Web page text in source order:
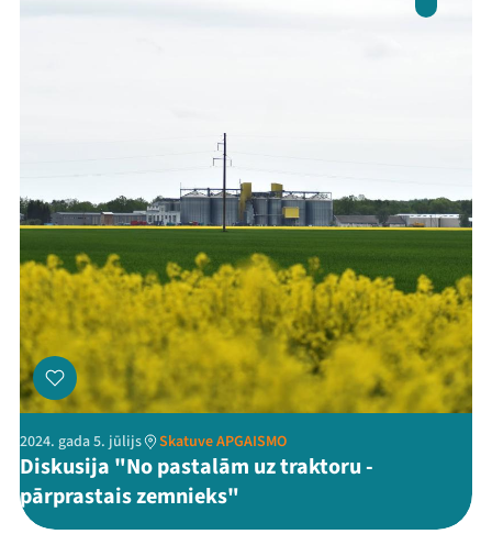
ThreadsFacebookYoutube
X Instagram
Flick TikTok
2024. gada 5. jūlijs Skatuve APGAISMO
Diskusija "No pastalām uz traktoru -
pārprastais zemnieks"